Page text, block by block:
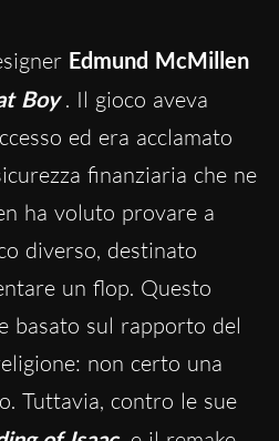
Edmund McMillen
Boy . Il gioco aveva
ed era acclamato
finanziaria che ne
ha voluto provare a
diverso, destinato
un flop. Questo
basato sul rapporto del
non certo una
Tuttavia, contro le sue